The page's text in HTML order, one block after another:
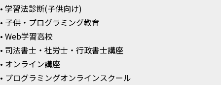
• 学習法診断(子供向け)
• 子供・プログラミング教育
• Web学習高校
• 司法書士・社労士・行政書士講座
• オンライン講座
• プログラミングオンラインスクール